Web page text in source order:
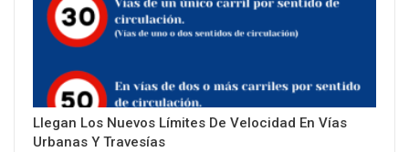
Llegan Los Nuevos Límites De Velocidad En Vías
Urbanas Y Travesías